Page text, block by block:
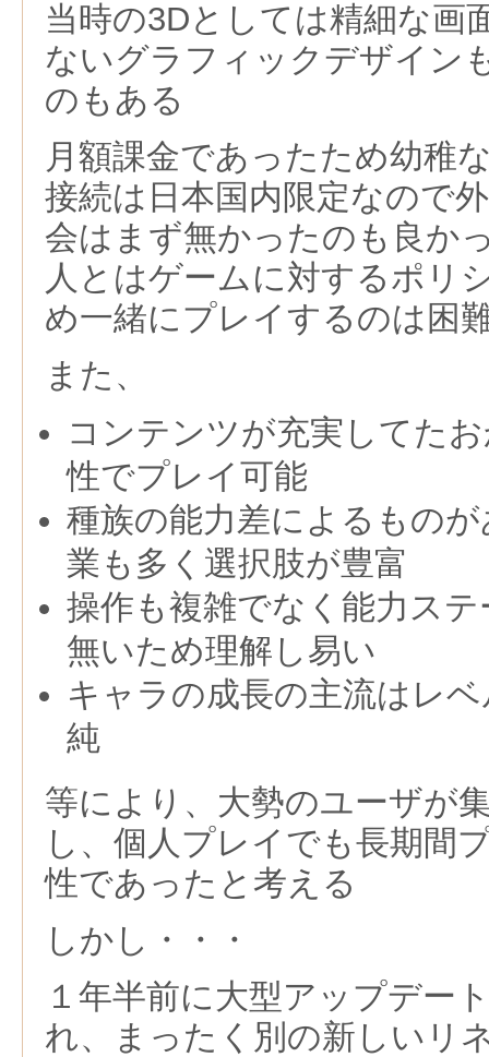
当時の3Dとしては精細な画
ないグラフィックデザイン
のもある
月額課金であったため幼稚
接続は日本国内限定なので
会はまず無かったのも良か
人とはゲームに対するポリ
め一緒にプレイするのは困
また、
コンテンツが充実してた
性でプレイ可能
種族の能力差によるもの
業も多く選択肢が豊富
操作も複雑でなく能力ス
無いため理解し易い
キャラの成長の主流はレ
純
等により、大勢のユーザが
し、個人プレイでも長期間
性であったと考える
しかし・・・
１年半前に大型アップデー
れ、まったく別の新しいリ